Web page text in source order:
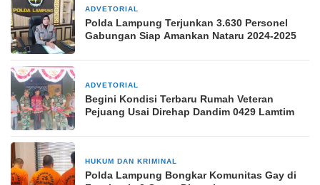
ADVETORIAL
Polda Lampung Terjunkan 3.630 Personel
Gabungan Siap Amankan Nataru 2024-2025
ADVETORIAL
Begini Kondisi Terbaru Rumah Veteran
Pejuang Usai Direhap Dandim 0429 Lamtim
HUKUM DAN KRIMINAL
Polda Lampung Bongkar Komunitas Gay di